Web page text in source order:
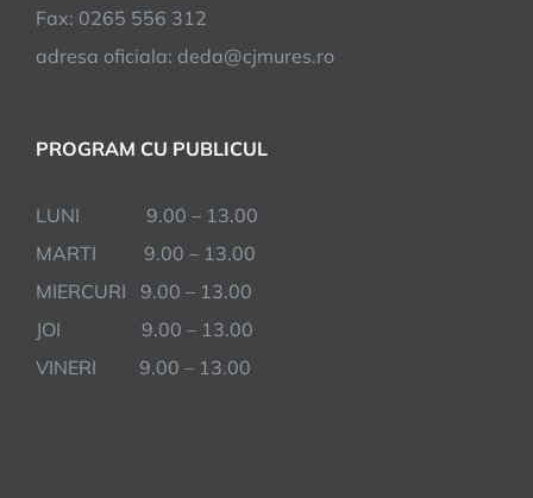
Fax: 0265 556 312
adresa oficiala: deda@cjmures.ro
PROGRAM CU PUBLICUL
LUNI 9.00 – 13.00
MARTI 9.00 – 13.00
MIERCURI 9.00 – 13.00
JOI 9.00 – 13.00
VINERI 9.00 – 13.00